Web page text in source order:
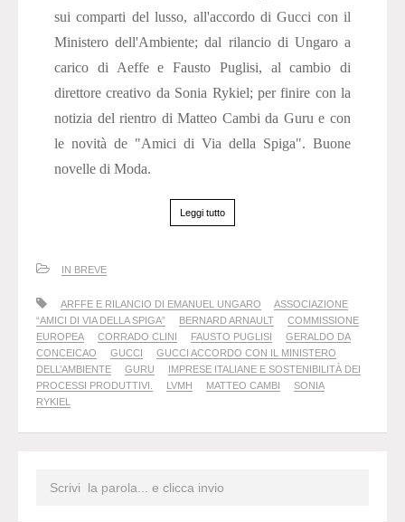
sui comparti del lusso, all'accordo di Gucci con il
Ministero dell'Ambiente; dal rilancio di Ungaro a
carico di Aeffe e Fausto Puglisi, al cambio di
direttore creativo da Sonia Rykiel; per finire con la
notizia del rientro di Matteo Cambi da Guru e con
le novità de "Amici di Via della Spiga". Buone
novelle di Moda.
Leggi tutto
IN BREVE
ARFFE E RILANCIO DI EMANUEL UNGARO
ASSOCIAZIONE
“AMICI DI VIA DELLA SPIGA”
BERNARD ARNAULT
COMMISSIONE
EUROPEA
CORRADO CLINI FAUSTO PUGLISI
GERALDO DA
CONCEICAO
GUCCI
GUCCI ACCORDO CON IL MINISTERO
DELL’AMBIENTE
GURU
IMPRESE ITALIANE E SOSTENIBILITÀ DEI
PROCESSI PRODUTTIVI.
LVMH MATTEO CAMBI
SONIA
RYKIEL